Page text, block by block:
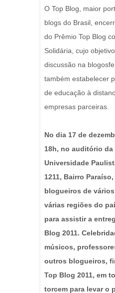
O Top Blog, maior
blogs do Brasil,
do Prêmio Top Blog
Solidária, cujo
discussão na
também estabelecer
de educação à
empresas parceiras.
No dia 17 de
18h, no auditório da
Universidade
1211, Bairro
blogueiros de
várias regiões do
para assistir a
Blog 2011.
músicos,
outros blogueiros,
Top Blog 2011, em
torcem para levar o